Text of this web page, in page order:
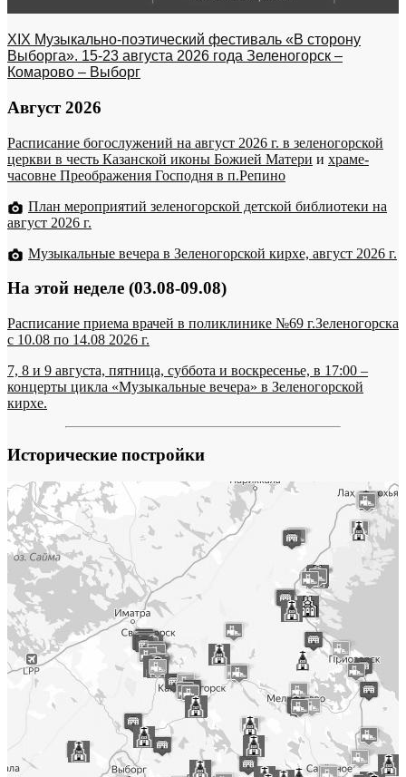
XIX Музыкально-поэтический фестиваль «В сторону
Выборга». 15-23 августа 2026 года Зеленогорск –
Комарово – Выборг
Август 2026
Расписание богослужений на август 2026 г. в зеленогорской
церкви в честь Казанской иконы Божией Матери и храме-
часовне Преображения Господня в п.Репино
План мероприятий зеленогорской детской библиотеки на
август 2026 г.
Музыкальные вечера в Зеленогорской кирхе, август 2026 г.
На этой неделе (03.08-09.08)
Расписание приема врачей в поликлинике №69 г.Зеленогорска
c 10.08 по 14.08 2026 г.
7, 8 и 9 августа, пятница, суббота и воскресенье, в 17:00 –
концерты цикла «Музыкальные вечера» в Зеленогорской
кирхе.
Исторические постройки